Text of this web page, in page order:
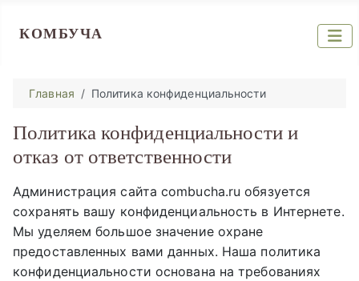
КОМБУЧА
Главная Политика конфиденциальности
Политика конфиденциальности и
отказ от ответственности
Администрация сайта combucha.ru обязуется
сохранять вашу конфиденциальность в Интернете.
Мы уделяем большое значение охране
предоставленных вами данных. Наша политика
конфиденциальности основана на требованиях